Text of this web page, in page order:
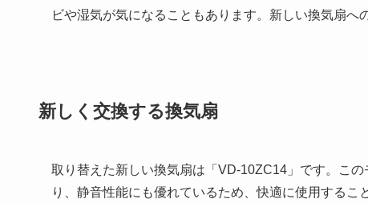
ビや湿気が気になることもあります。新しい換気扇へ
新しく交換する換気扇
取り替えた新しい換気扇は「VD-10ZC14」です。こ
り、静音性能にも優れているため、快適に使用する